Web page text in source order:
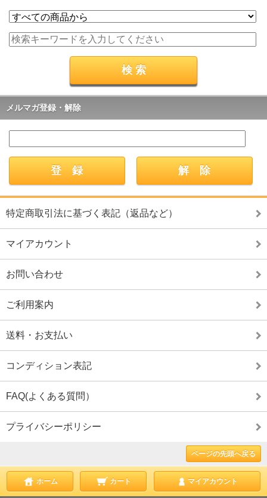
メルマガ登録・解除
特定商取引法に基づく表記（返品など）
マイアカウント
お問い合わせ
ご利用案内
送料・お支払い
コンディション表記
FAQ(よくある質問）
プライバシーポリシー
ページの先頭へ戻る
ホーム カート マイアカウント